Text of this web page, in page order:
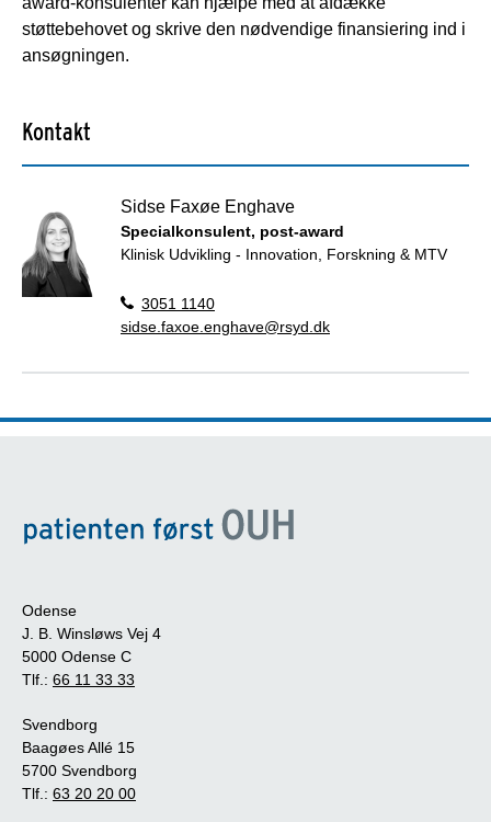
støttebehovet og skrive den nødvendige finansiering ind i
ansøgningen.
Kontakt
Sidse Faxøe Enghave
Specialkonsulent, post-award
Klinisk Udvikling - Innovation, Forskning & MTV
3051 1140
sidse.faxoe.enghave@rsyd.dk
Odense
J. B. Winsløws Vej 4
5000 Odense C
Tlf.: 66 11 33 33
Svendborg
Baagøes Allé 15
5700 Svendborg
Tlf.: 63 20 20 00